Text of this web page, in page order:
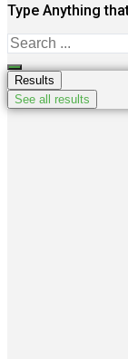
Type Anything
Search
...
Results
See all results